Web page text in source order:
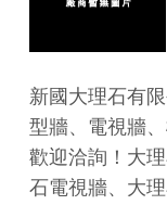
新國大理石有
型牆、電視牆
歡迎洽詢！大
石電視牆、大